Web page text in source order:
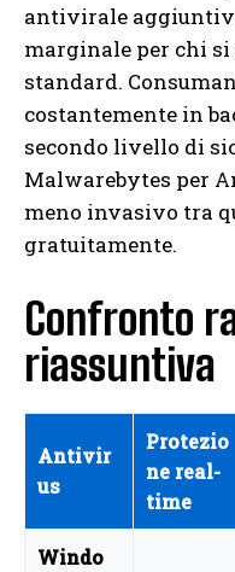
antivirale
marginale per chi si
standard.
costantemente in
secondo livello di
Malwarebytes per
meno invasivo tra
gratuitamente.
Confronto
riassuntiva
Antivir
us
Protezio
ne real-
time
Windo